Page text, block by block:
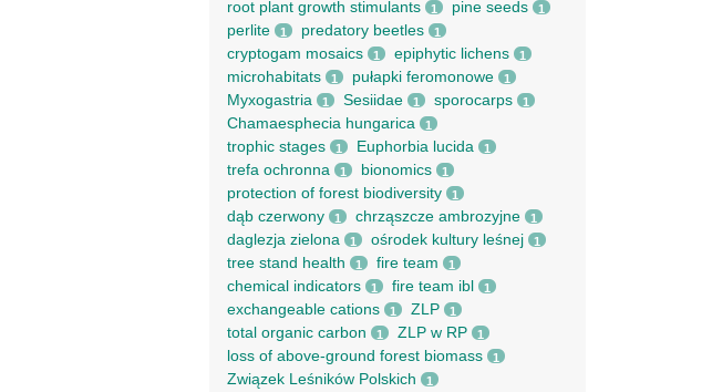
root рlant growth stimulants 1 pine seeds 1
perlite 1 predatory beetles 1
cryptogam mosaics 1 epiphytic lichens 1
microhabitats 1 pułapki feromonowe 1
Myxogastria 1 Sesiidae 1 sporocarps 1
Chamaesphecia hungarica 1
trophic stages 1 Euphorbia lucida 1
trefa ochronna 1 bionomics 1
protection of forest biodiversity 1
dąb czerwony 1 chrząszcze ambrozyjne 1
daglezja zielona 1 ośrodek kultury leśnej 1
tree stand health 1 fire team 1
chemical indicators 1 fire team ibl 1
exchangeable cations 1 ZLP 1
total organic carbon 1 ZLP w RP 1
loss of above-ground forest biomass 1
Związek Leśników Polskich 1